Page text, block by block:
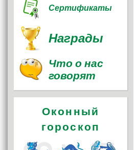
Сертификаты
Награды
Что о нас
говорят
Оконный
гороскоп